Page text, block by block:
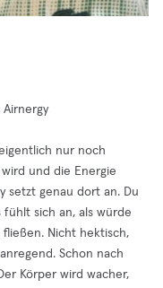
nur noch
und die Energie
setzt genau dort an. Du
sich an, als würde
Nicht hektisch,
Schon nach
Körper wird wacher,